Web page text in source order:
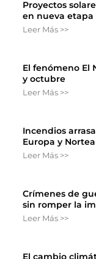
Proyectos
en nueva etapa
Leer Más >>
El fenómeno El
y octubre
Leer Más >>
Incendios
Europa y
Leer Más >>
Crímenes de
sin romper la
Leer Más >>
El cambio